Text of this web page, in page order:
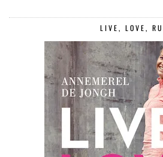
LIVE, LOVE,